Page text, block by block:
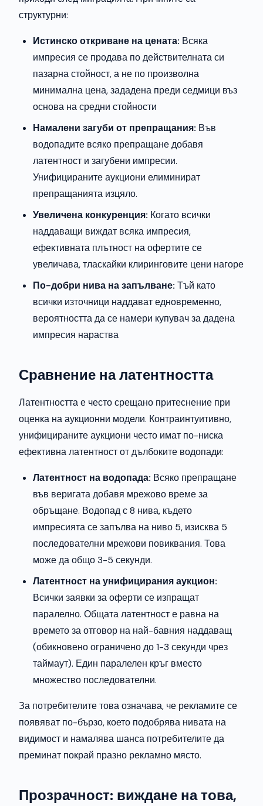
структурни:
Истинско откриване на цената: Всяка
импресия се продава по действителната си
пазарна стойност, а не по произволна
минимална цена, зададена преди седмици въз
основа на средни стойности
Намалени загуби от препращания: Във
водопадите всяко препращане добавя
латентност и загубени импресии.
Унифицираните аукциони елиминират
препращанията изцяло.
Увеличена конкуренция: Когато всички
наддаващи виждат всяка импресия,
ефективната плътност на офертите се
увеличава, тласкайки клиринговите цени нагоре
По-добри нива на запълване: Тъй като
всички източници наддават едновременно,
вероятността да се намери купувач за дадена
импресия нараства
Сравнение на латентността
Латентността е често срещано притеснение при
оценка на аукционни модели. Контраинтуитивно,
унифицираните аукциони често имат по-ниска
ефективна латентност от дълбоките водопади:
Латентност на водопада: Всяко препращане
във веригата добавя мрежово време за
обръщане. Водопад с 8 нива, където
импресията се запълва на ниво 5, изисква 5
последователни мрежови повиквания. Това
може да общо 3-5 секунди.
Латентност на унифицирания аукцион:
Всички заявки за оферти се изпращат
паралелно. Общата латентност е равна на
времето за отговор на най-бавния наддаващ
(обикновено ограничено до 1-3 секунди чрез
таймаут). Един паралелен кръг вместо
множество последователни.
За потребителите това означава, че рекламите се
появяват по-бързо, което подобрява нивата на
видимост и намалява шанса потребителите да
преминат покрай празно рекламно място.
Прозрачност: виждане на това,